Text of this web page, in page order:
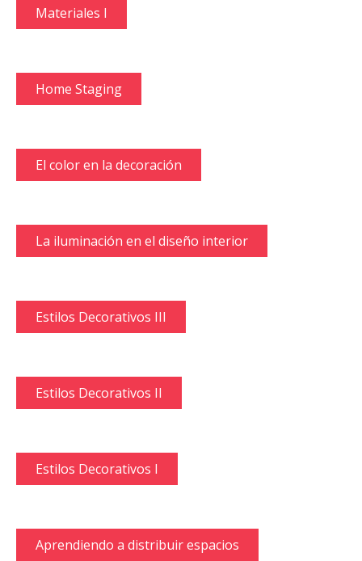
Materiales I
Home Staging
El color en la decoración
La iluminación en el diseño interior
Estilos Decorativos III
Estilos Decorativos II
Estilos Decorativos I
Aprendiendo a distribuir espacios